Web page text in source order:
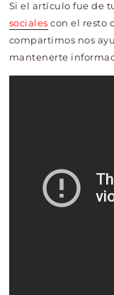
Si el artículo fue de
sociales con el resto
compartimos nos
mantenerte